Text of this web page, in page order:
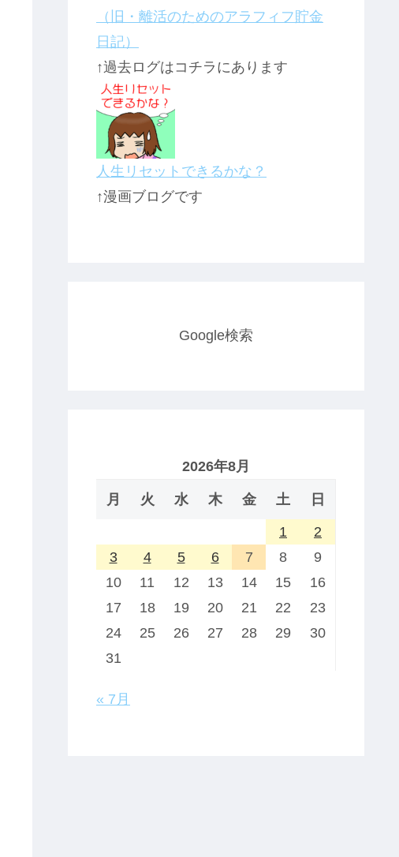
（旧・離活のためのアラフィフ貯金
日記）
↑過去ログはコチラにあります
人生リセットできるかな？
↑漫画ブログです
Google検索
2026年8月
月 火 水 木 金 土 日
1
2
3
4 5 6 7 8
9
10
11 12 13 14 15
16
17
18 19 20 21 22
23
24
25 26 27 28 29
30
31
« 7月